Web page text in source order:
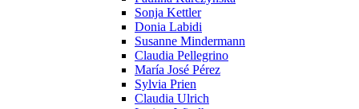
Sonja Kettler
Donia Labidi
Susanne Mindermann
Claudia Pellegrino
María José Pérez
Sylvia Prien
Claudia Ulrich